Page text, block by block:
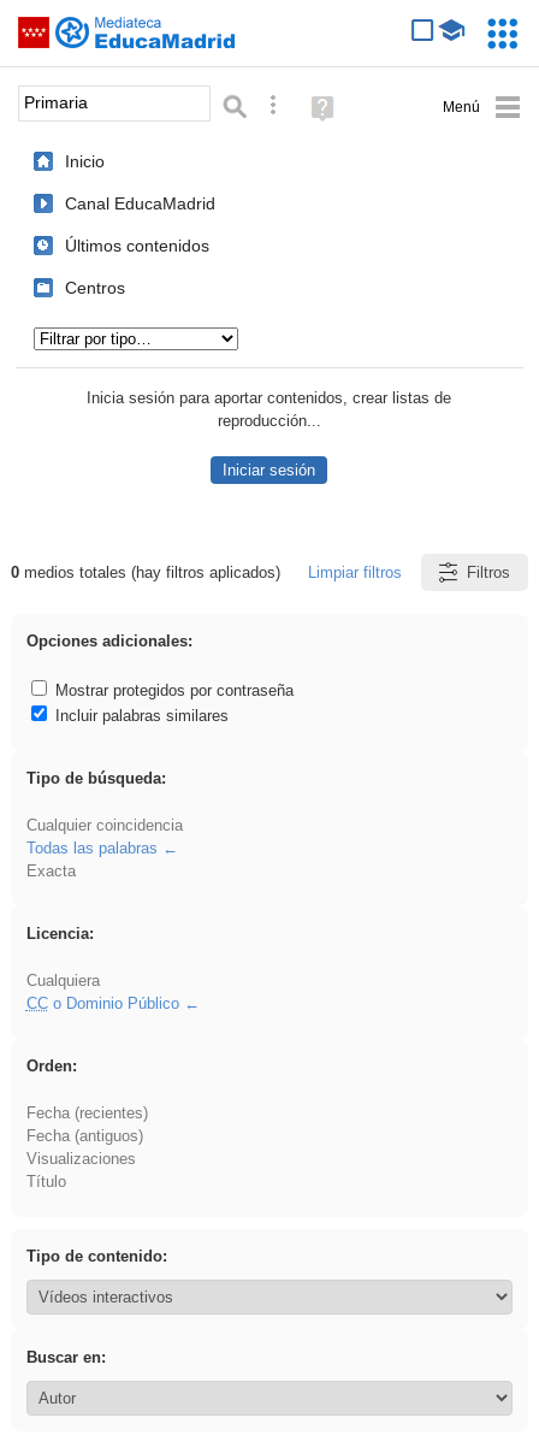
Saltar navegación
Palabra o frase: Búsqueda avanzada
Ayuda
(en
Inicio
Canal EducaMadrid
Últimos contenidos
Centros
Inicia sesión para aportar contenidos, crear listas de
reproducción...
Iniciar sesión
Resultados de: Primaria
0medios totales (hay filtros aplicados) Limpiar filtros Filtros
Opciones adicionales:
Mostrar protegidos por contraseña
Incluir palabras similares
Tipo de búsqueda:
Cualquier coincidencia
Todas las palabras
Exacta
Licencia:
Cualquiera
CCo Dominio Público
Orden:
Fecha (recientes)
Fecha (antiguos)
Visualizaciones
Título
Tipo de contenido:
Buscar en: